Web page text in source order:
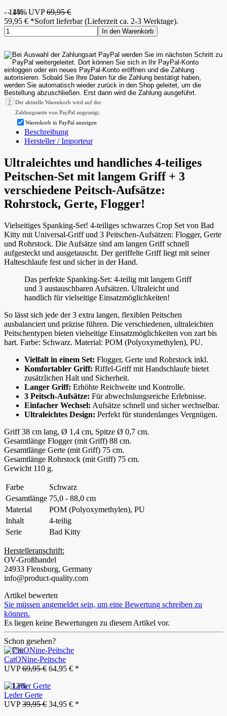
- 14%
- 14%UVP69,95 €
59,95 € *Sofort lieferbar (Lieferzeit ca. 2-3 Werktage).
In den Warenkorb
?
Der aktuelle Warenkorb wird auf der
Zahlungsseite von PayPal angezeigt.
Warenkorb in PayPal anzeigen
Beschreibung
Hersteller / Importeur
Ultraleichtes und handliches 4-teiliges
Peitschen-Set mit langem Griff + 3
verschiedene Peitsch-Aufsätze:
Rohrstock, Gerte, Flogger!
Vielseitiges Spanking-Set! 4-teiliges schwarzes Crop Set von Bad
Kitty mit Universal-Griff und 3 Peitschen-Aufsätzen: Flogger, Gerte
und Rohrstock. Die Aufsätze sind am langen Griff schnell
aufgesteckt und ausgetauscht. Der geriffelte Griff liegt mit seiner
Halteschlaufe fest und sicher in der Hand.
Das perfekte Spanking-Set: 4-teilig mit langem Griff
und 3 austauschbaren Aufsätzen. Ultraleicht und
handlich für vielseitige Einsatzmöglichkeiten!
So lässt sich jede der 3 extra langen, flexiblen Peitschen
ausbalanciert und präzise führen. Die verschiedenen, ultraleichten
Peitschentypen bieten vielseitige Einsatzmöglichkeiten von zart bis
hart. Farbe: Schwarz. Material: POM (Polyoxymethylen), PU.
Vielfalt in einem Set: Flogger, Gerte und Rohrstock inkl.
Komfortabler Griff: Riffel-Griff mit Handschlaufe bietet
zusätzlichen Halt und Sicherheit.
Langer Griff: Erhöhte Reichweite und Kontrolle.
3 Peitsch-Aufsätze: Für abwechslungsreiche Erlebnisse.
Einfacher Wechsel: Aufsätze schnell und sicher wechselbar.
Ultraleichtes Design: Perfekt für stundenlanges Vergnügen.
Griff 38 cm lang, Ø 1,4 cm, Spitze Ø 0,7 cm.
Gesamtlänge Flogger (mit Griff) 88 cm.
Gesamtlänge Gerte (mit Griff) 75 cm.
Gesamtlänge Rohrstock (mit Griff) 75 cm.
Gewicht 110 g.
Farbe
Schwarz
Gesamtlänge 75,0 - 88,0 cm
Material
POM (Polyoxymethylen), PU
Inhalt
4-teilig
Serie
Bad Kitty
Herstelleranschrift:
OV-Großhandel
24933 Flensburg, Germany
info@product-quality.com
Artikel bewerten
Sie müssen angemeldet sein, um eine Bewertung schreiben zu
können.
Es liegen keine Bewertungen zu diesem Artikel vor.
Schon gesehen?
- 7%
CatONine-Peitsche
UVP69,95 € 64,95 € *
- 13%
Leder Gerte
UVP39,95 € 34,95 € *